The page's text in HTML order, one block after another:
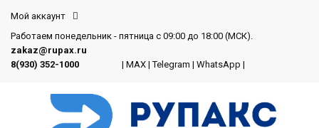
Мой аккаунт
Работаем понедельник - пятница с 09:00 до 18:00 (МСК).
zakaz@rupax.ru
8(930) 352-1000
| MAX |Telegram | WhatsApp |